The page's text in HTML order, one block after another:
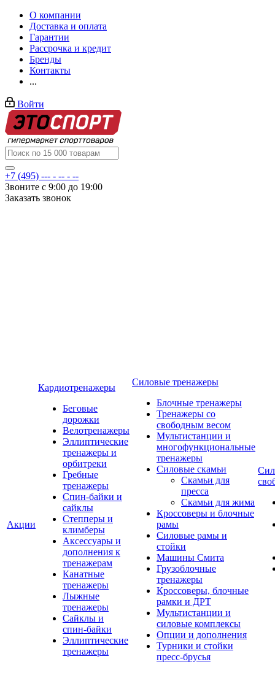
О компании
Доставка и оплата
Гарантии
Рассрочка и кредит
Бренды
Контакты
...
Войти
+7 (495) --- - -- - --
Звоните с 9:00 до 19:00
Заказать звонок
Акции
Кардиотренажеры
Беговые
дорожки
Велотренажеры
Эллиптические
тренажеры и
орбитреки
Гребные
тренажеры
Спин-байки и
сайклы
Степперы и
климберы
Аксессуары и
дополнения к
тренажерам
Канатные
тренажеры
Лыжные
тренажеры
Сайклы и
спин-байки
Эллиптические
тренажеры
Силовые тренажеры
Блочные тренажеры
Тренажеры со
свободным весом
Мультистанции и
многофункциональные
тренажеры
Силовые скамьи
Скамьи для
пресса
Скамьи для жима
Кроссоверы и блочные
рамы
Силовые рамы и
стойки
Машины Смита
Грузоблочные
тренажеры
Кроссоверы, блочные
рамки и ДРТ
Мультистанции и
силовые комплексы
Опции и дополнения
Турники и стойки
пресс-брусья